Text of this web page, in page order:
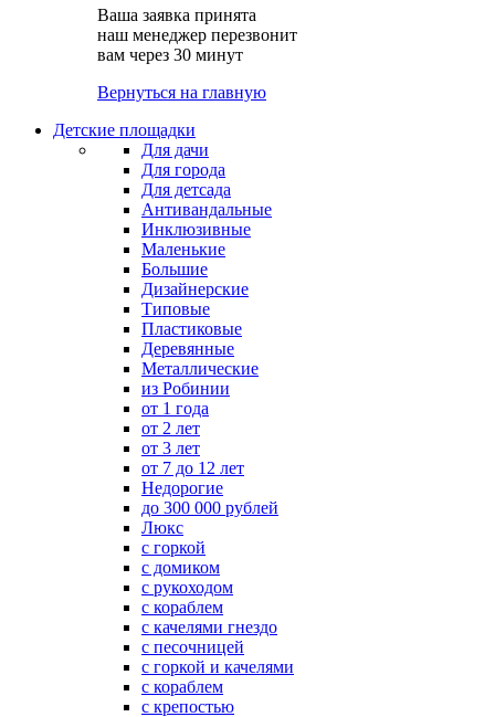
Ваша заявка принята
наш менеджер перезвонит
вам через 30 минут
Вернуться на главную
Детские площадки
Для дачи
Для города
Для детсада
Антивандальные
Инклюзивные
Маленькие
Большие
Дизайнерские
Типовые
Пластиковые
Деревянные
Металлические
из Робинии
от 1 года
от 2 лет
от 3 лет
от 7 до 12 лет
Недорогие
до 300 000 рублей
Люкс
с горкой
с домиком
с рукоходом
с кораблем
с качелями гнездо
с песочницей
с горкой и качелями
с кораблем
с крепостью